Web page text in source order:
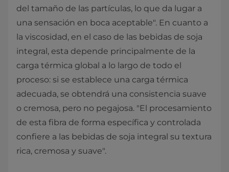
del tamaño de las partículas, lo que da lugar a
una sensación en boca aceptable". En cuanto a
la viscosidad, en el caso de las bebidas de soja
integral, esta depende principalmente de la
carga térmica global a lo largo de todo el
proceso: si se establece una carga térmica
adecuada, se obtendrá una consistencia suave
o cremosa, pero no pegajosa. "El procesamiento
de esta fibra de forma específica y controlada
confiere a las bebidas de soja integral su textura
rica, cremosa y suave".